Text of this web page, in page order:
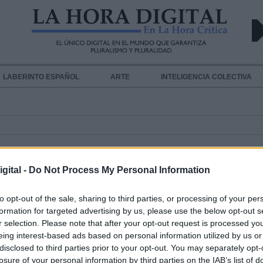
- Do Not Process My Personal Information
opt-out of the sale, sharing to third parties, or processing of your
for targeted advertising by us, please use the below opt-out
selection. Please note that after your opt-out request is processed
interest-based ads based on personal information utilized by us
to third parties prior to your opt-out. You may separately
of your personal information by third parties on the IAB’s list of
LABERINTO ESPAÑOL ARTE INTELIGENCIA COLECTIVA
Las aerolíneas ofertan un 4,3%
vuelos en Aena para la temporada
verano